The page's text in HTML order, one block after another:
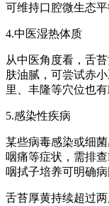
可维持口腔微生态
4.中医湿热体质
从中医角度看，舌
肤油腻，可尝试赤
里、丰隆等穴位也
5.感染性疾病
某些病毒感染或细
咽痛等症状，需排
咽拭子培养可明确
舌苔厚黄持续超过